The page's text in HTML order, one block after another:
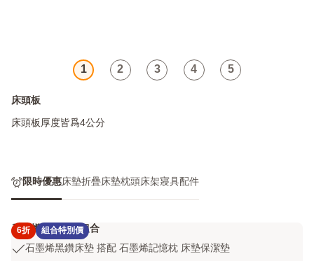
1 2 3 4 5
床頭板
床頭板厚度皆爲4公分
限時優惠床墊折疊床墊枕頭床架寢具配件
6折 組合特別價
石墨烯黑鑽床墊組合
石 石墨烯黑鑽床墊 搭配 石墨烯記憶枕 床墊保潔墊